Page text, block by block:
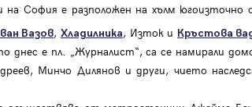
София е разположен на хълм
Вазов, Хладилника, Изток и Кръстова
е пл. „Журналист“, са се намирали
Минчо Дилянов и други, чието